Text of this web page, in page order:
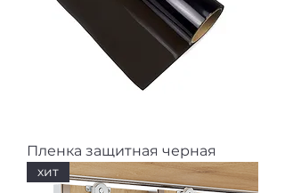
Пленка защитная черная
хит